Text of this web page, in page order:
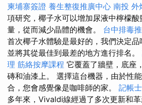
柬埔寨簽證 養生整復推廣中心 南投 外
項研究，椰子水可以增加尿液中檸檬
量，從而減少晶體的機會。 台中排毒
首次椰子水體驗是最好的，我們決定品
並將其從最佳到最差的地方進行排名。
理 筋絡按摩課程 它覆蓋了牆壁，底座
磚和油漆上。 選擇這台機器，由於性
合，您會感覺像是咖啡師的家。 記帳
多年來，Vivaldi線經過了多次更新和革